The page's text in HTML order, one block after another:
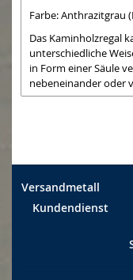
Farbe: Anthrazitgrau
Das Kaminholzregal
unterschiedliche
in Form einer Säule
nebeneinander oder
Versandmetall
Kundendienst